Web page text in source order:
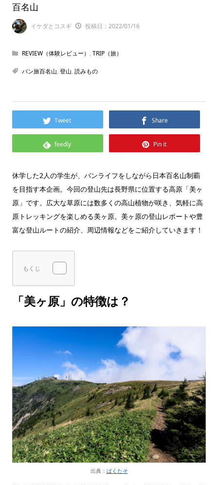
百名山
イケダとコスギ 投稿日：2022/01/16
REVIEW（体験レビュー） , TRIP（旅）
バン旅百名山, 登山, 読みもの
Tweet Share
feedly Pin it
休学した2人の学生が、バンライフをしながら日本百名山制覇
を目指す本企画。今回の登山先は長野県に位置する高原「美ヶ
原」です。広大な草原には数多くの高山植物が咲き、気軽に高
原トレッキングを楽しめる美ヶ原。美ヶ原の登山レポートや豊
富な登山ルートの紹介、周辺情報などをご紹介していきます！
もくじ
「美ヶ原」の特徴は？
出典： ぱくたそ